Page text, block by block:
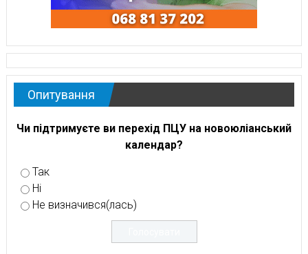
Опитування
Чи підтримуєте ви перехід ПЦУ на новоюліанський
календар?
Так
Ні
Не визначився(лась)